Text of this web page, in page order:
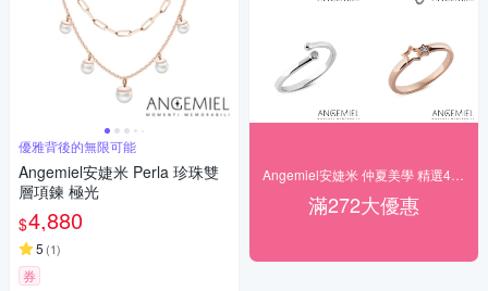
優雅背後的無限可能
Angemiel安婕米 Perla 珍珠雙
層項鍊 極光
$4,880
5 (1)
券
滿272大優惠